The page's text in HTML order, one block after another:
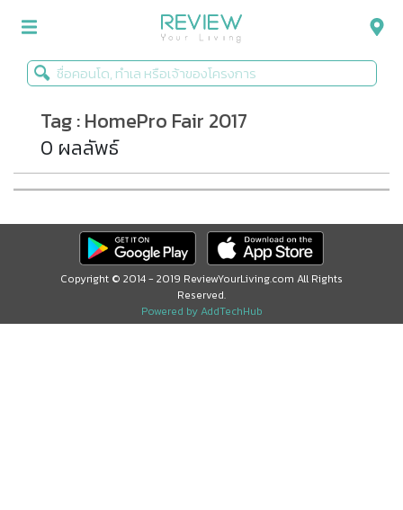
รีวิวคอนโด
รีวิวบ้าน
รีวิวทาวน์โฮม
Life+Style
Infographic
Tag : HomePro Fair 2017
0 ผลลัพธ์
Copyright © 2014 - 2019 ReviewYourLiving.com All Rights
Reserved.
Powered by AddTechHub